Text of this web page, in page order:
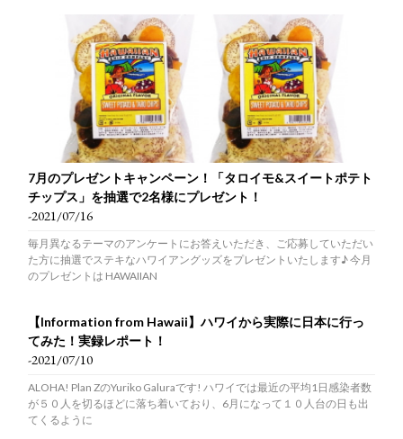
7月のプレゼントキャンペーン！「タロイモ&スイートポテト
チップス」を抽選で2名様にプレゼント！
-2021/07/16
毎月異なるテーマのアンケートにお答えいただき、ご応募していただい
た方に抽選でステキなハワイアングッズをプレゼントいたします♪ 今月
のプレゼントは HAWAIIAN
【Information from Hawaii】ハワイから実際に日本に行っ
てみた！実録レポート！
-2021/07/10
ALOHA! Plan ZのYuriko Galuraです! ハワイでは最近の平均1日感染者数
が５０人を切るほどに落ち着いており、6月になって１０人台の日も出
てくるように